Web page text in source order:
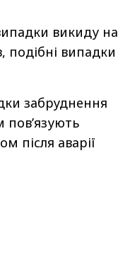
викиду на
подібні випадки
забруднення
після аварії